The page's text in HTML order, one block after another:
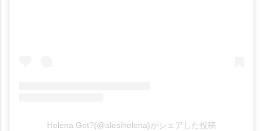
Helena Got?(@alesihelena)がシェアした投稿